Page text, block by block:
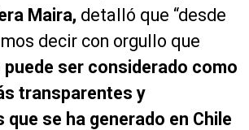
Maira, detalló que “desde
decir con orgullo que
ser considerado como
transparentes y
se ha generado en Chile